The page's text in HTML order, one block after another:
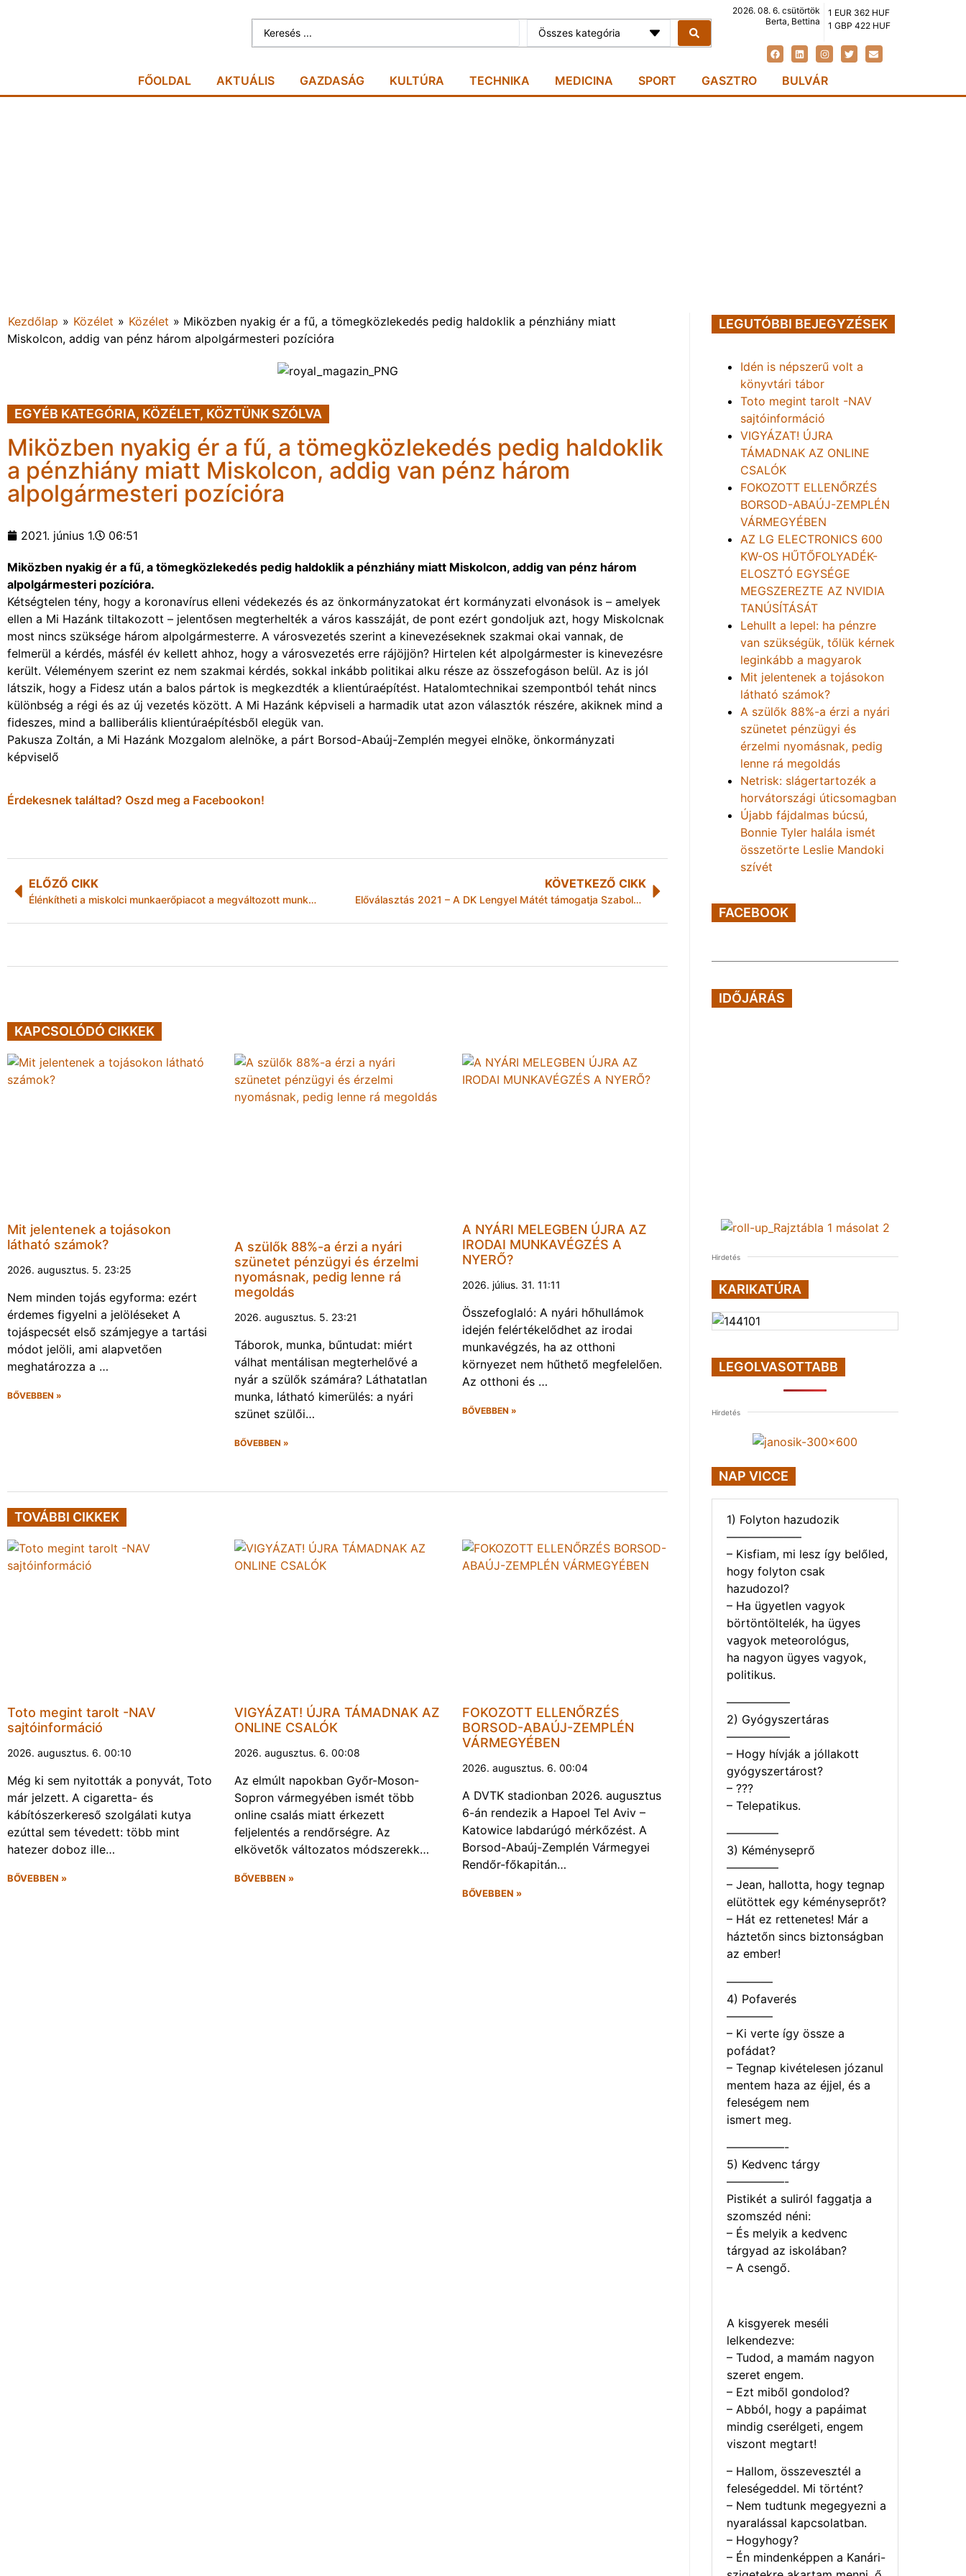
2026. 08. 6. csütörtök
Berta, Bettina
1 EUR 362 HUF
1 GBP 422 HUF
FŐOLDAL AKTUÁLIS GAZDASÁG KULTÚRA TECHNIKA MEDICINA SPORT GASZTRO BULVÁR
Kezdőlap » Közélet » Közélet » Miközben nyakig ér a fű, a tömegközlekedés pedig haldoklik a pénzhiány miatt
Miskolcon, addig van pénz három alpolgármesteri pozícióra
EGYÉB KATEGÓRIA, KÖZÉLET, KÖZTÜNK SZÓLVA
Miközben nyakig ér a fű, a tömegközlekedés pedig haldoklik
a pénzhiány miatt Miskolcon, addig van pénz három
alpolgármesteri pozícióra
2021. június 1. 06:51
Miközben nyakig ér a fű, a tömegközlekedés pedig haldoklik a pénzhiány miatt Miskolcon, addig van pénz három
alpolgármesteri pozícióra.
Kétségtelen tény, hogy a koronavírus elleni védekezés és az önkormányzatokat ért kormányzati elvonások is – amelyek
ellen a Mi Hazánk tiltakozott – jelentősen megterhelték a város kasszáját, de pont ezért gondoljuk azt, hogy Miskolcnak
most nincs szüksége három alpolgármesterre. A városvezetés szerint a kinevezéseknek szakmai okai vannak, de
felmerül a kérdés, másfél év kellett ahhoz, hogy a városvezetés erre rájöjjön? Hirtelen két alpolgármester is kinevezésre
került. Véleményem szerint ez nem szakmai kérdés, sokkal inkább politikai alku része az összefogáson belül. Az is jól
látszik, hogy a Fidesz után a balos pártok is megkezdték a klientúraépítést. Hatalomtechnikai szempontból tehát nincs
különbség a régi és az új vezetés között. A Mi Hazánk képviseli a harmadik utat azon választók részére, akiknek mind a
fideszes, mind a balliberális klientúraépítésből elegük van.
Pakusza Zoltán, a Mi Hazánk Mozgalom alelnöke, a párt Borsod-Abaúj-Zemplén megyei elnöke, önkormányzati
képviselő
Érdekesnek találtad? Oszd meg a Facebookon!
ELŐZŐ CIKK
Élénkítheti a miskolci munkaerőpiacot a megváltozott munkaképességű munkavállalók keresetkorlátjának eltörlése
KÖVETKEZŐ CIKK
Előválasztás 2021 – A DK Lengyel Mátét támogatja Szabolcs-Szatmár-Bereg megye 1. választókerületében
KAPCSOLÓDÓ CIKKEK
Mit jelentenek a tojásokon
látható számok?
2026. augusztus. 5. 23:25
Nem minden tojás egyforma: ezért
érdemes figyelni a jelöléseket A
tojáspecsét első számjegye a tartási
módot jelöli, ami alapvetően
meghatározza a …
BŐVEBBEN »
A szülők 88%-a érzi a nyári
szünetet pénzügyi és érzelmi
nyomásnak, pedig lenne rá
megoldás
2026. augusztus. 5. 23:21
Táborok, munka, bűntudat: miért
válhat mentálisan megterhelővé a
nyár a szülők számára? Láthatatlan
munka, látható kimerülés: a nyári
szünet szülői…
BŐVEBBEN »
A NYÁRI MELEGBEN ÚJRA AZ
IRODAI MUNKAVÉGZÉS A
NYERŐ?
2026. július. 31. 11:11
Összefoglaló: A nyári hőhullámok
idején felértékelődhet az irodai
munkavégzés, ha az otthoni
környezet nem hűthető megfelelően.
Az otthoni és …
BŐVEBBEN »
TOVÁBBI CIKKEK
Toto megint tarolt -NAV
sajtóinformáció
2026. augusztus. 6. 00:10
Még ki sem nyitották a ponyvát, Toto
már jelzett. A cigaretta- és
kábítószerkereső szolgálati kutya
ezúttal sem tévedett: több mint
hatezer doboz ille…
BŐVEBBEN »
VIGYÁZAT! ÚJRA TÁMADNAK AZ
ONLINE CSALÓK
2026. augusztus. 6. 00:08
Az elmúlt napokban Győr-Moson-
Sopron vármegyében ismét több
online csalás miatt érkezett
feljelentés a rendőrségre. Az
elkövetők változatos módszerekk…
BŐVEBBEN »
FOKOZOTT ELLENŐRZÉS
BORSOD-ABAÚJ-ZEMPLÉN
VÁRMEGYÉBEN
2026. augusztus. 6. 00:04
A DVTK stadionban 2026. augusztus
6-án rendezik a Hapoel Tel Aviv –
Katowice labdarúgó mérkőzést. A
Borsod-Abaúj-Zemplén Vármegyei
Rendőr-főkapitán…
BŐVEBBEN »
LEGUTÓBBI BEJEGYZÉSEK
Idén is népszerű volt a
könyvtári tábor
Toto megint tarolt -NAV
sajtóinformáció
VIGYÁZAT! ÚJRA
TÁMADNAK AZ ONLINE
CSALÓK
FOKOZOTT ELLENŐRZÉS
BORSOD-ABAÚJ-ZEMPLÉN
VÁRMEGYÉBEN
AZ LG ELECTRONICS 600
KW-OS HŰTŐFOLYADÉK-
ELOSZTÓ EGYSÉGE
MEGSZEREZTE AZ NVIDIA
TANÚSÍTÁSÁT
Lehullt a lepel: ha pénzre
van szükségük, tőlük kérnek
leginkább a magyarok
Mit jelentenek a tojásokon
látható számok?
A szülők 88%-a érzi a nyári
szünetet pénzügyi és
érzelmi nyomásnak, pedig
lenne rá megoldás
Netrisk: slágertartozék a
horvátországi úticsomagban
Újabb fájdalmas búcsú,
Bonnie Tyler halála ismét
összetörte Leslie Mandoki
szívét
FACEBOOK
IDŐJÁRÁS
Hirdetés
KARIKATÚRA
LEGOLVASOTTABB
Hirdetés
NAP VICCE
1) Folyton hazudozik
——————–
– Kisfiam, mi lesz így belőled,
hogy folyton csak
hazudozol?
– Ha ügyetlen vagyok
börtöntöltelék, ha ügyes
vagyok meteorológus,
ha nagyon ügyes vagyok,
politikus.
—————–
2) Gyógyszertáras
—————–
– Hogy hívják a jóllakott
gyógyszertárost?
– ???
– Telepatikus.
————–
3) Kéményseprő
————–
– Jean, hallotta, hogy tegnap
elütöttek egy kéményseprőt?
– Hát ez rettenetes! Már a
háztetőn sincs biztonságban
az ember!
————
4) Pofaverés
————
– Ki verte így össze a
pofádat?
– Tegnap kivételesen józanul
mentem haza az éjjel, és a
feleségem nem
ismert meg.
—————-
5) Kedvenc tárgy
—————-
Pistikét a suliról faggatja a
szomszéd néni:
– És melyik a kedvenc
tárgyad az iskolában?
– A csengő.
A kisgyerek meséli
lelkendezve:
– Tudod, a mamám nagyon
szeret engem.
– Ezt miből gondolod?
– Abból, hogy a papáimat
mindig cserélgeti, engem
viszont megtart!
– Hallom, összevesztél a
feleségeddel. Mi történt?
– Nem tudtunk megegyezni a
nyaralással kapcsolatban.
– Hogyhogy?
– Én mindenképpen a Kanári-